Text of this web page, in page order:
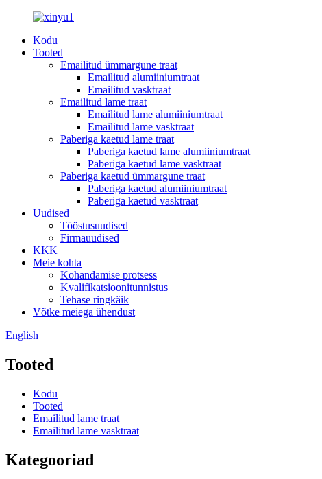
Kodu
Tooted
Emailitud ümmargune traat
Emailitud alumiiniumtraat
Emailitud vasktraat
Emailitud lame traat
Emailitud lame alumiiniumtraat
Emailitud lame vasktraat
Paberiga kaetud lame traat
Paberiga kaetud lame alumiiniumtraat
Paberiga kaetud lame vasktraat
Paberiga kaetud ümmargune traat
Paberiga kaetud alumiiniumtraat
Paberiga kaetud vasktraat
Uudised
Tööstusuudised
Firmauudised
KKK
Meie kohta
Kohandamise protsess
Kvalifikatsioonitunnistus
Tehase ringkäik
Võtke meiega ühendust
English
Tooted
Kodu
Tooted
Emailitud lame traat
Emailitud lame vasktraat
Kategooriad